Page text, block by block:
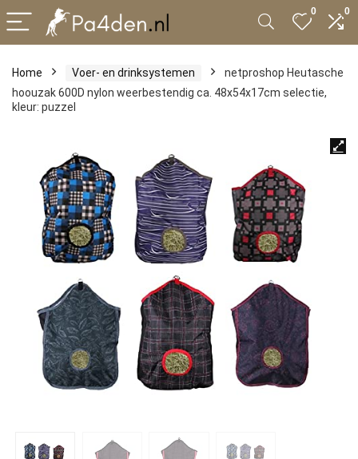
0 0
Home Voer- en drinksystemen
netproshop Heutasche
hoouzak 600D nylon weerbestendig ca. 48x54x17cm selectie,
kleur: puzzel